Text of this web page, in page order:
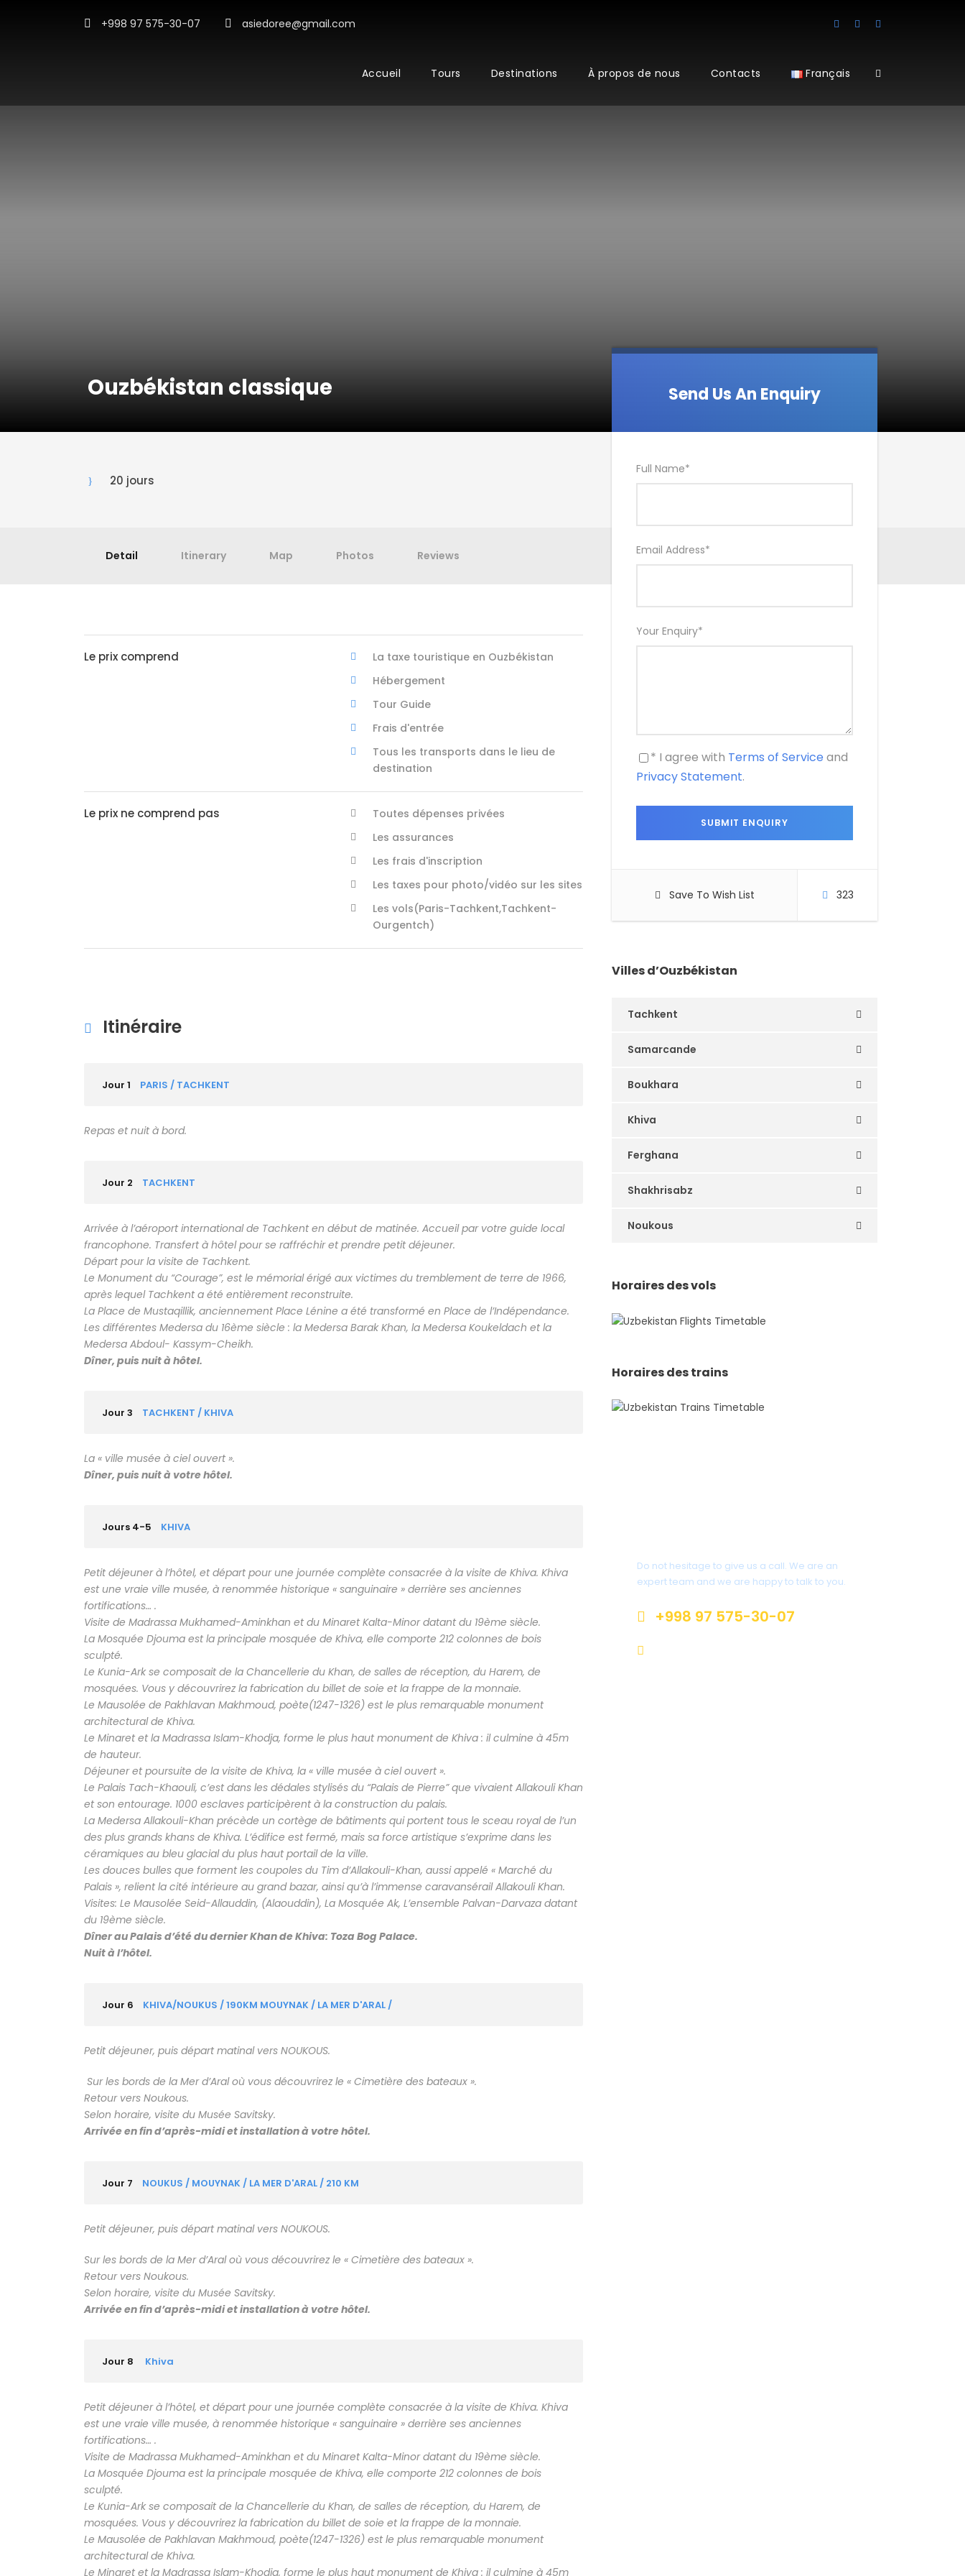
+998 97 575-30-07 asiedoree@gmail.com
Accueil Tours Destinations À propos de nous Contacts Français
Ouzbékistan classique Send Us An Enquiry
Full Name*
Email Address*
Your Enquiry*
* I agree with Terms of Service and
Privacy Statement.
Save To Wish List 323
Villes d’Ouzbékistan
Tachkent
Samarcande
Boukhara
Khiva
Ferghana
Shakhrisabz
Noukous
Horaires des vols
Horaires des trains
Do not hesitage to give us a call. We are an
expert team and we are happy to talk to you.
+998 97 575-30-07
20 jours
Detail Itinerary Map Photos Reviews
Le prix comprend
La taxe touristique en Ouzbékistan
Hébergement
Tour Guide
Frais d'entrée
Tous les transports dans le lieu de
destination
Le prix ne comprend pas
Toutes dépenses privées
Les assurances
Les frais d'inscription
Les taxes pour photo/vidéo sur les sites
Les vols(Paris-Tachkent,Tachkent-
Ourgentch)
Itinéraire
Jour 1 PARIS / TACHKENT
Repas et nuit à bord.
Jour 2 TACHKENT
Arrivée à l’aéroport international de Tachkent en début de matinée. Accueil par votre guide local
francophone. Transfert à hôtel pour se raffréchir et prendre petit déjeuner.
Départ pour la visite de Tachkent.
Le Monument du “Courage”, est le mémorial érigé aux victimes du tremblement de terre de 1966,
après lequel Tachkent a été entièrement reconstruite.
La Place de Mustaqillik, anciennement Place Lénine a été transformé en Place de l’Indépendance.
Les différentes Medersa du 16ème siècle : la Medersa Barak Khan, la Medersa Koukeldach et la
Medersa Abdoul- Kassym-Cheikh.
Dîner, puis nuit à hôtel.
Jour 3 TACHKENT / KHIVA
La « ville musée à ciel ouvert ».
Dîner, puis nuit à votre hôtel.
Jours 4-5 KHIVA
Petit déjeuner à l’hôtel, et départ pour une journée complète consacrée à la visite de Khiva. Khiva
est une vraie ville musée, à renommée historique « sanguinaire » derrière ses anciennes
fortifications… .
Visite de Madrassa Mukhamed-Aminkhan et du Minaret Kalta-Minor datant du 19ème siècle.
La Mosquée Djouma est la principale mosquée de Khiva, elle comporte 212 colonnes de bois
sculpté.
Le Kunia-Ark se composait de la Chancellerie du Khan, de salles de réception, du Harem, de
mosquées. Vous y découvrirez la fabrication du billet de soie et la frappe de la monnaie.
Le Mausolée de Pakhlavan Makhmoud, poète(1247-1326) est le plus remarquable monument
architectural de Khiva.
Le Minaret et la Madrassa Islam-Khodja, forme le plus haut monument de Khiva : il culmine à 45m
de hauteur.
Déjeuner et poursuite de la visite de Khiva, la « ville musée à ciel ouvert ».
Le Palais Tach-Khaouli, c’est dans les dédales stylisés du “Palais de Pierre” que vivaient Allakouli Khan
et son entourage. 1000 esclaves participèrent à la construction du palais.
La Medersa Allakouli-Khan précède un cortège de bâtiments qui portent tous le sceau royal de l’un
des plus grands khans de Khiva. L’édifice est fermé, mais sa force artistique s’exprime dans les
céramiques au bleu glacial du plus haut portail de la ville.
Les douces bulles que forment les coupoles du Tim d’Allakouli-Khan, aussi appelé « Marché du
Palais », relient la cité intérieure au grand bazar, ainsi qu’à l’immense caravansérail Allakouli Khan.
Visites: Le Mausolée Seid-Allauddin, (Alaouddin), La Mosquée Ak, L’ensemble Palvan-Darvaza datant
du 19ème siècle.
Dîner au Palais d’été du dernier Khan de Khiva: Toza Bog Palace.
Nuit à l’hôtel.
Jour 6 KHIVA/NOUKUS / 190KM MOUYNAK / LA MER D'ARAL /
Petit déjeuner, puis départ matinal vers NOUKOUS.
Sur les bords de la Mer d’Aral où vous découvrirez le « Cimetière des bateaux ».
Retour vers Noukous.
Selon horaire, visite du Musée Savitsky.
Arrivée en fin d’après-midi et installation à votre hôtel.
Jour 7 NOUKUS / MOUYNAK / LA MER D'ARAL / 210 KM
Petit déjeuner, puis départ matinal vers NOUKOUS.
Sur les bords de la Mer d’Aral où vous découvrirez le « Cimetière des bateaux ».
Retour vers Noukous.
Selon horaire, visite du Musée Savitsky.
Arrivée en fin d’après-midi et installation à votre hôtel.
Jour 8 Khiva
Petit déjeuner à l’hôtel, et départ pour une journée complète consacrée à la visite de Khiva. Khiva
est une vraie ville musée, à renommée historique « sanguinaire » derrière ses anciennes
fortifications… .
Visite de Madrassa Mukhamed-Aminkhan et du Minaret Kalta-Minor datant du 19ème siècle.
La Mosquée Djouma est la principale mosquée de Khiva, elle comporte 212 colonnes de bois
sculpté.
Le Kunia-Ark se composait de la Chancellerie du Khan, de salles de réception, du Harem, de
mosquées. Vous y découvrirez la fabrication du billet de soie et la frappe de la monnaie.
Le Mausolée de Pakhlavan Makhmoud, poète(1247-1326) est le plus remarquable monument
architectural de Khiva.
Le Minaret et la Madrassa Islam-Khodja, forme le plus haut monument de Khiva : il culmine à 45m